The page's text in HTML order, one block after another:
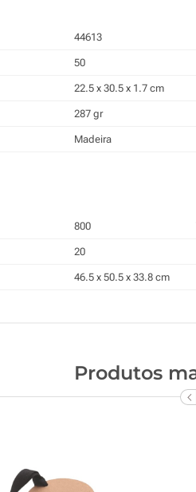
44613
50
22.5 x 30.5 x 1.7 cm
287 gr
Madeira
800
20
46.5 x 50.5 x 33.8 cm
Produtos